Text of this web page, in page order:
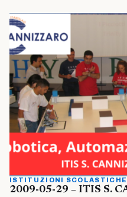
ISTITUZIONI SCOLASTICHE
2009-05-29 – ITIS S.